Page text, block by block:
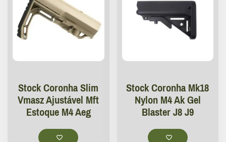
Stock Coronha Slim
Vmasz Ajustável Mft
Estoque M4 Aeg
Stock Coronha Mk18
Nylon M4 Ak Gel
Blaster J8 J9